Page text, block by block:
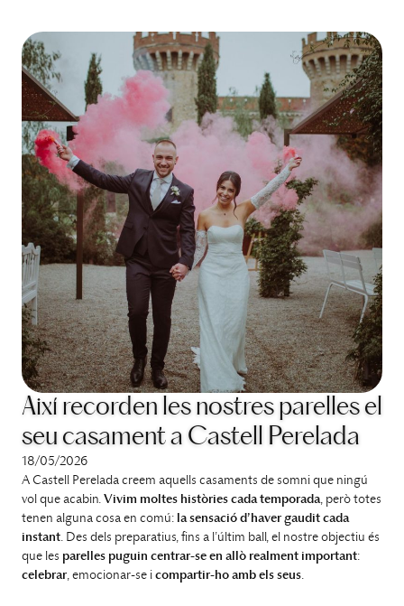
Així recorden les nostres parelles el
seu casament a Castell Perelada
18/05/2026
A Castell Perelada creem aquells casaments de somni que ningú
vol que acabin. Vivim moltes històries cada temporada, però totes
tenen alguna cosa en comú: la sensació d’haver gaudit cada
instant. Des dels preparatius, fins a l’últim ball, el nostre objectiu és
que les parelles puguin centrar-se en allò realment important:
celebrar, emocionar-se i compartir-ho amb els seus.